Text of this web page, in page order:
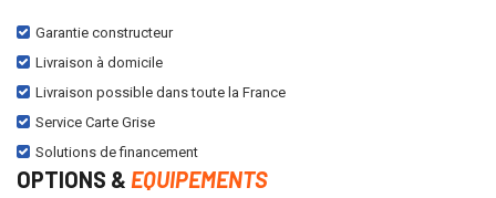
Garantie constructeur
Livraison à domicile
Livraison possible dans toute la France
Service Carte Grise
Solutions de financement
OPTIONS & EQUIPEMENTS